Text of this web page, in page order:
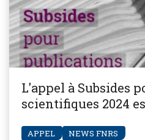
L'appel à Subsides
scientifiques 2024
APPEL NEWS FNRS